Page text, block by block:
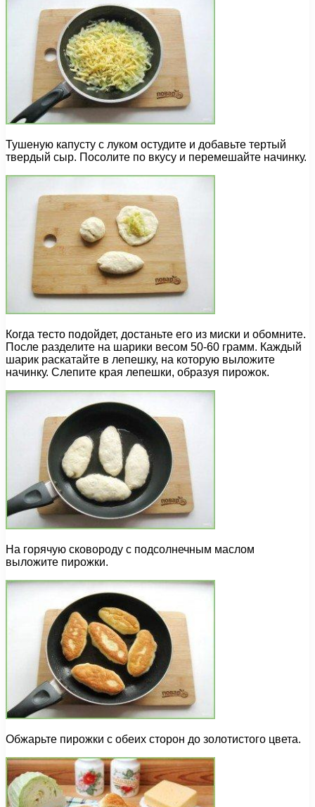
Тушеную капусту с луком остудите и добавьте тертый
твердый сыр. Посолите по вкусу и перемешайте начинку.
Когда тесто подойдет, достаньте его из миски и обомните.
После разделите на шарики весом 50-60 грамм. Каждый
шарик раскатайте в лепешку, на которую выложите
начинку. Слепите края лепешки, образуя пирожок.
На горячую сковороду с подсолнечным маслом
выложите пирожки.
Обжарьте пирожки с обеих сторон до золотистого цвета.